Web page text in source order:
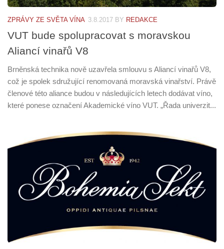
ZPRÁVY ZE SVĚTA VÍNA 3.8.2017 BY REDAKCE
VUT bude spolupracovat s moravskou
Aliancí vinařů V8
Brněnská technika nově uzavřela smlouvu s Aliancí vinařů V8,
což je spolek sdružující renomovaná moravská vinařství. Právě
členové této aliance budou v následujících letech dodávat víno,
které ponese označení Akademické víno VUT. „Řada univerzit...